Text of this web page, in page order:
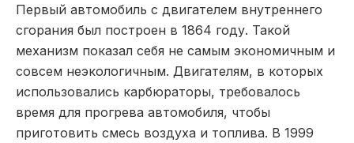
Первый автомобиль с двигателем внутреннего
сгорания был построен в 1864 году. Такой
механизм показал себя не самым экономичным и
совсем неэкологичным. Двигателям, в которых
использовались карбюраторы, требовалось
время для прогрева автомобиля, чтобы
приготовить смесь воздуха и топлива. В 1999